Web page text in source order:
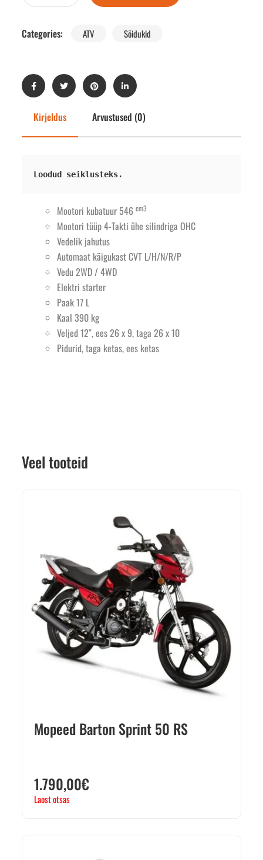
Categories: ATV Sõidukid
Kirjeldus Arvustused (0)
Loodud seiklusteks.
Mootori kubatuur 546 cm3
Mootori tüüp 4-Takti ühe silindriga OHC
Vedelik jahutus
Automaat käigukast CVT L/H/N/R/P
Vedu 2WD / 4WD
Elektri starter
Paak 17 L
Kaal 390 kg
Veljed 12″, ees 26 x 9, taga 26 x 10
Pidurid, taga ketas, ees ketas
Veel tooteid
Mopeed Barton Sprint 50 RS
1.790,00€
Laost otsas